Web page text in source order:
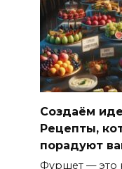
Создаём
Рецепты,
порадуют
Фуршет — это